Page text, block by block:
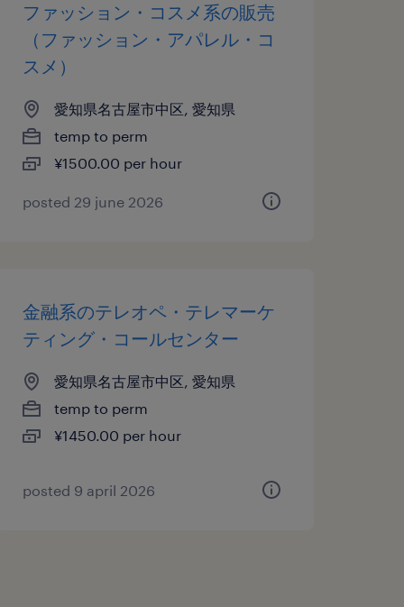
ファッション・コスメ系の販売
（ファッション・アパレル・コ
スメ）
愛知県名古屋市中区, 愛知県
temp to perm
¥1500.00 per hour
posted 29 june 2026
金融系のテレオペ・テレマーケ
ティング・コールセンター
愛知県名古屋市中区, 愛知県
temp to perm
¥1450.00 per hour
posted 9 april 2026